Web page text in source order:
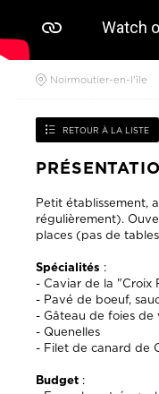
Noirmoutier-en-l'île
RETOUR À LA LISTE
Petit établissement,
régulièrement).
places (pas de
Spécialités :
- Caviar de la "Croix
- Pavé de boeuf,
- Gâteau de foies de
- Quenelles
- Filet de canard de
Budget :